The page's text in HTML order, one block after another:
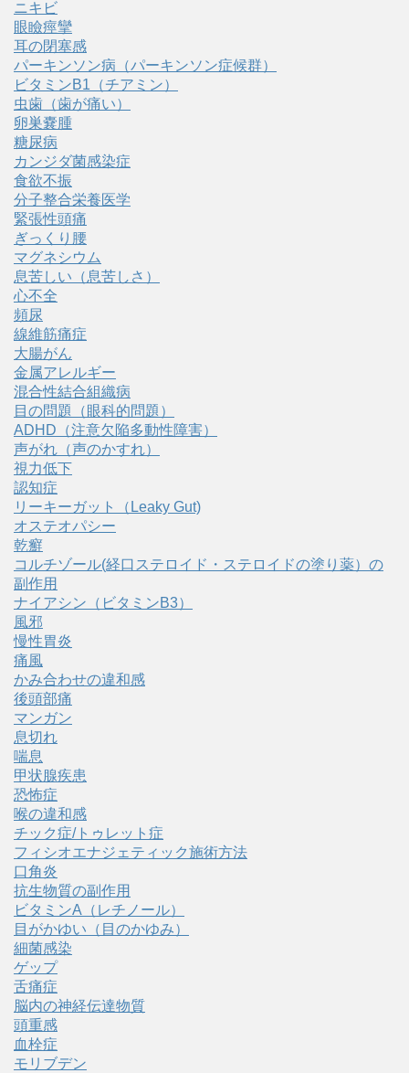
ニキビ
眼瞼痙攣
耳の閉塞感
パーキンソン病（パーキンソン症候群）
ビタミンB1（チアミン）
虫歯（歯が痛い）
卵巣嚢腫
糖尿病
カンジダ菌感染症
食欲不振
分子整合栄養医学
緊張性頭痛
ぎっくり腰
マグネシウム
息苦しい（息苦しさ）
心不全
頻尿
線維筋痛症
大腸がん
金属アレルギー
混合性結合組織病
目の問題（眼科的問題）
ADHD（注意欠陥多動性障害）
声がれ（声のかすれ）
視力低下
認知症
リーキーガット（Leaky Gut)
オステオパシー
乾癬
コルチゾール(経口ステロイド・ステロイドの塗り薬）の
副作用
ナイアシン（ビタミンB3）
風邪
慢性胃炎
痛風
かみ合わせの違和感
後頭部痛
マンガン
息切れ
喘息
甲状腺疾患
恐怖症
喉の違和感
チック症/トゥレット症
フィシオエナジェティック施術方法
口角炎
抗生物質の副作用
ビタミンA（レチノール）
目がかゆい（目のかゆみ）
細菌感染
ゲップ
舌痛症
脳内の神経伝達物質
頭重感
血栓症
モリブデン